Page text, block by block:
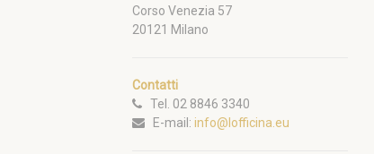
Corso Venezia 57
20121 Milano
Contatti
Tel. 02 8846 3340
E-mail: info@lofficina.eu